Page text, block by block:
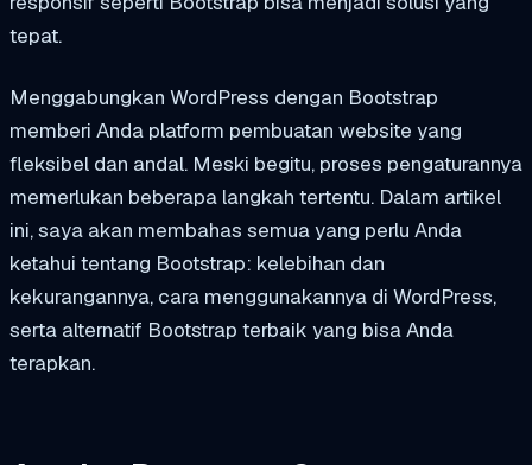
tepat.
Menggabungkan WordPress dengan Bootstrap
memberi Anda platform pembuatan website yang
fleksibel dan andal. Meski begitu, proses pengaturannya
memerlukan beberapa langkah tertentu. Dalam artikel
ini, saya akan membahas semua yang perlu Anda
ketahui tentang Bootstrap: kelebihan dan
kekurangannya, cara menggunakannya di WordPress,
serta alternatif Bootstrap terbaik yang bisa Anda
terapkan.